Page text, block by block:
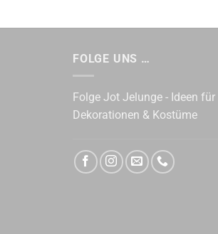
FOLGE UNS …
Folge Jot Jelunge - Ideen für
Dekorationen & Kostüme